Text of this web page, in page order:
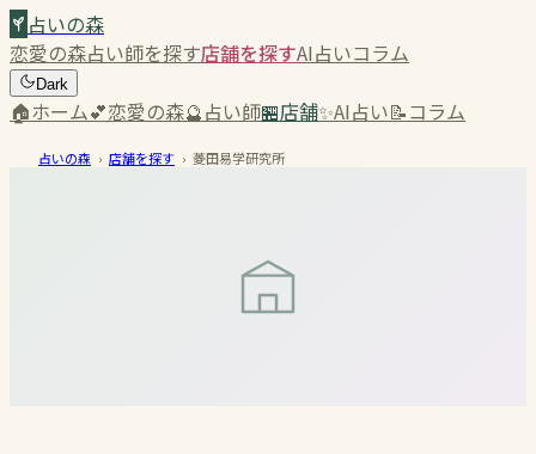
占いの森
恋愛の森占い師を探す店舗を探すAI占いコラム
Dark
🏠ホーム💕恋愛の森🔮占い師🏪店舗✨AI占い📝コラム
占いの森 › 店舗を探す › 菱田易学研究所